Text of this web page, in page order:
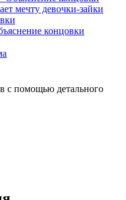
мечту девочки-зайки
концовки
с помощью детального